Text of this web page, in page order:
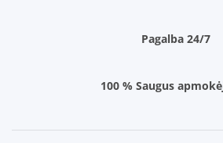
Pagalba 24/7
100 % Saugus